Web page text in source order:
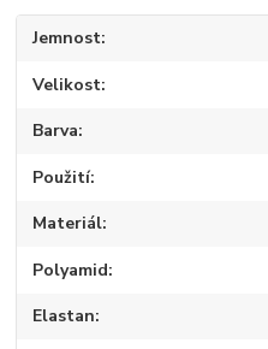
Jemnost
Velikost
Barva
Použití
Materiál
Polyamid
Elastan